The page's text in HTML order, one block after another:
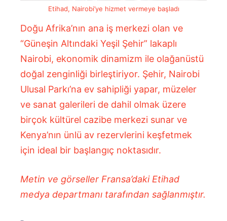
Etihad, Nairobi’ye hizmet vermeye başladı
Doğu Afrika’nın ana iş merkezi olan ve
“Güneşin Altındaki Yeşil Şehir” lakaplı
Nairobi, ekonomik dinamizm ile olağanüstü
doğal zenginliği birleştiriyor. Şehir, Nairobi
Ulusal Parkı’na ev sahipliği yapar, müzeler
ve sanat galerileri de dahil olmak üzere
birçok kültürel cazibe merkezi sunar ve
Kenya’nın ünlü av rezervlerini keşfetmek
için ideal bir başlangıç ​​noktasıdır.
Metin ve görseller Fransa’daki Etihad
medya departmanı tarafından sağlanmıştır.